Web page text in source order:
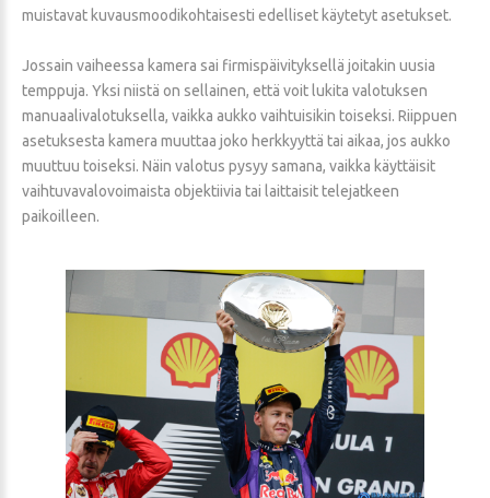
muistavat kuvausmoodikohtaisesti edelliset käytetyt asetukset.
Jossain vaiheessa kamera sai firmispäivityksellä joitakin uusia
temppuja. Yksi niistä on sellainen, että voit lukita valotuksen
manuaalivalotuksella, vaikka aukko vaihtuisikin toiseksi. Riippuen
asetuksesta kamera muuttaa joko herkkyyttä tai aikaa, jos aukko
muuttuu toiseksi. Näin valotus pysyy samana, vaikka käyttäisit
vaihtuvavalovoimaista objektiivia tai laittaisit telejatkeen
paikoilleen.